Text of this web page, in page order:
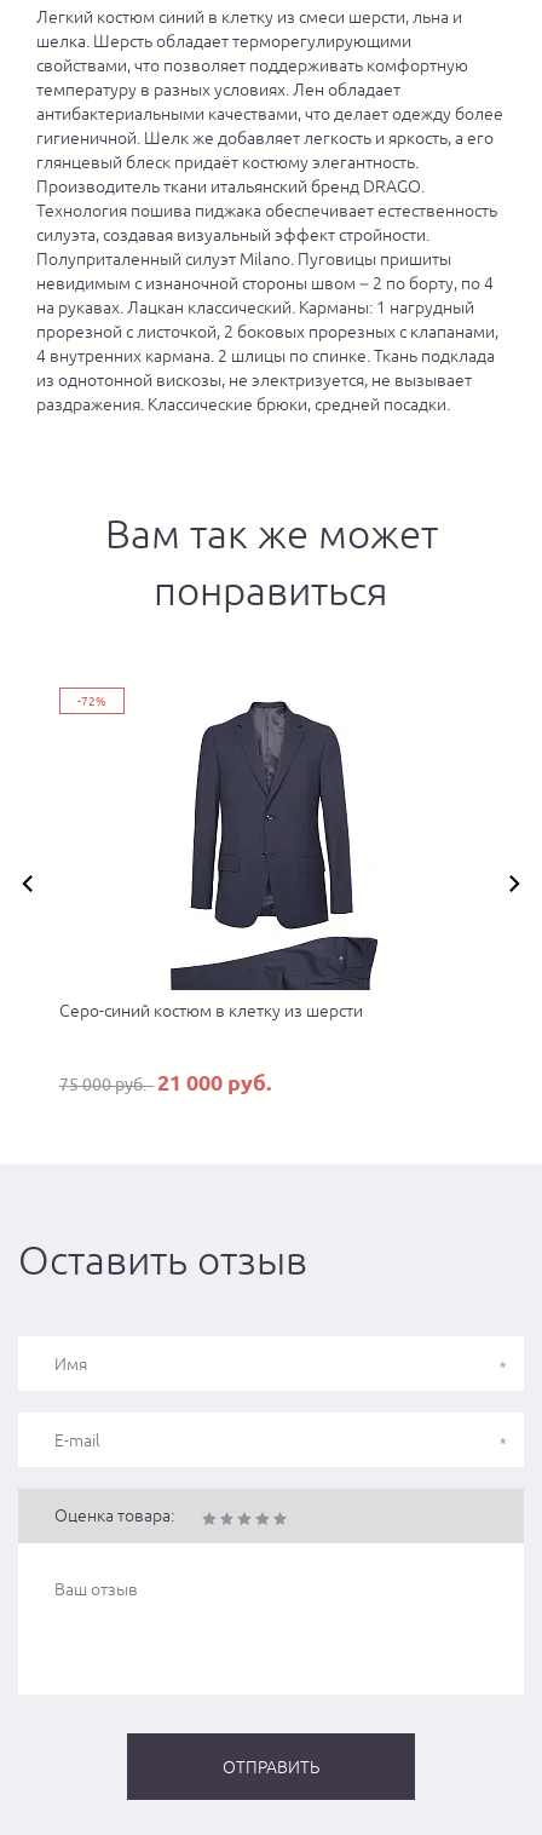
Легкий костюм синий в клетку из смеси шерсти, льна и
шелка. Шерсть обладает терморегулирующими
свойствами, что позволяет поддерживать комфортную
температуру в разных условиях. Лен обладает
антибактериальными качествами, что делает одежду более
гигиеничной. Шелк же добавляет легкость и яркость, а его
глянцевый блеск придаёт костюму элегантность.
Производитель ткани итальянский бренд DRAGO.
Технология пошива пиджака обеспечивает естественность
силуэта, создавая визуальный эффект стройности.
Полуприталенный силуэт Milano. Пуговицы пришиты
невидимым с изнаночной стороны швом – 2 по борту, по 4
на рукавах. Лацкан классический. Карманы: 1 нагрудный
прорезной с листочкой, 2 боковых прорезных с клапанами,
4 внутренних кармана. 2 шлицы по спинке. Ткань подклада
из однотонной вискозы, не электризуется, не вызывает
раздражения. Классические брюки, средней посадки.
Вам так же может
понравиться
-72%
Серо-синий костюм в клетку из шерсти
75 000 руб. 21 000 руб.
Оставить отзыв
Оценка товара: